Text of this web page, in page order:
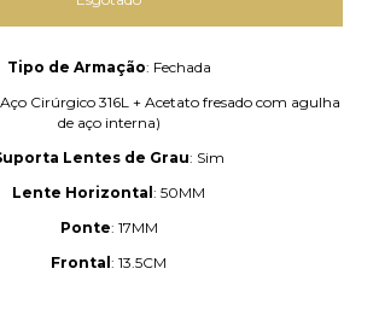
Tipo de Armação: Fechada
Cirúrgico 316L + Acetato fresado com agulha
de aço interna)
Lentes de Grau: Sim
Lente Horizontal : 50MM
Ponte: 17MM
Frontal : 13.5CM